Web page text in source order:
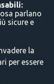
parlano
sicure e
la
per essere